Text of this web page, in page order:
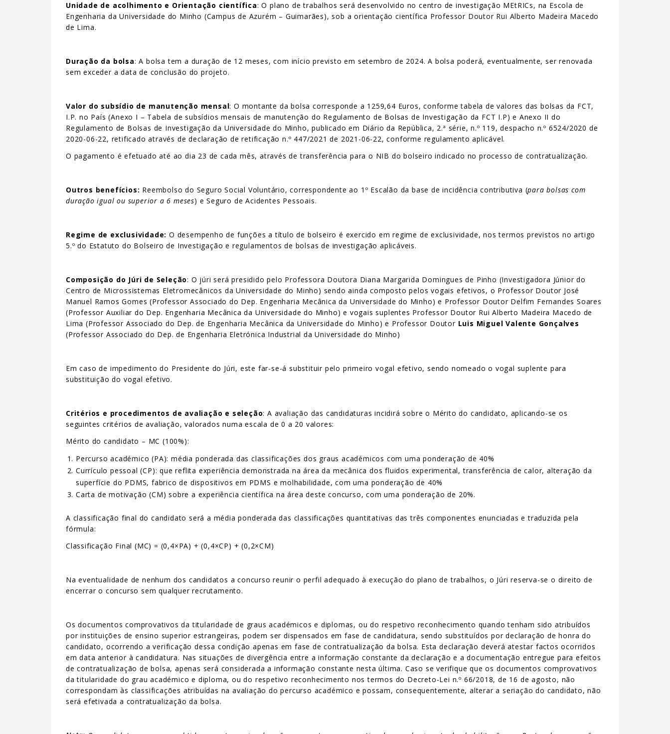
Unidade de acolhimento e Orientação científica: O plano de trabalhos será desenvolvido no centro de investigação MEtRICs, na Escola de
Engenharia da Universidade do Minho (Campus de Azurém – Guimarães), sob a orientação científica Professor Doutor Rui Alberto Madeira Macedo
de Lima.
Duração da bolsa: A bolsa tem a duração de 12 meses, com início previsto em setembro de 2024. A bolsa poderá, eventualmente, ser renovada
sem exceder a data de conclusão do projeto.
Valor do subsídio de manutenção mensal: O montante da bolsa corresponde a 1259,64 Euros, conforme tabela de valores das bolsas da FCT,
I.P. no País (Anexo I – Tabela de subsídios mensais de manutenção do Regulamento de Bolsas de Investigação da FCT I.P) e Anexo II do
Regulamento de Bolsas de Investigação da Universidade do Minho, publicado em Diário da República, 2.ª série, n.º 119, despacho n.º 6524/2020 de
2020-06-22, retificado através de declaração de retificação n.º 447/2021 de 2021-06-22, conforme regulamento aplicável.
O pagamento é efetuado até ao dia 23 de cada mês, através de transferência para o NIB do bolseiro indicado no processo de contratualização.
Outros benefícios: Reembolso do Seguro Social Voluntário, correspondente ao 1º Escalão da base de incidência contributiva (para bolsas com
duração igual ou superior a 6 meses) e Seguro de Acidentes Pessoais.
Regime de exclusividade: O desempenho de funções a título de bolseiro é exercido em regime de exclusividade, nos termos previstos no artigo
5.º do Estatuto do Bolseiro de Investigação e regulamentos de bolsas de investigação aplicáveis.
Composição do Júri de Seleção: O júri será presidido pelo Professora Doutora Diana Margarida Domingues de Pinho (Investigadora Júnior do
Centro de Microssistemas Eletromecânicos da Universidade do Minho) sendo ainda composto pelos vogais efetivos, o Professor Doutor José
Manuel Ramos Gomes (Professor Associado do Dep. Engenharia Mecânica da Universidade do Minho) e Professor Doutor Delfim Fernandes Soares
(Professor Auxiliar do Dep. Engenharia Mecânica da Universidade do Minho) e vogais suplentes Professor Doutor Rui Alberto Madeira Macedo de
Lima (Professor Associado do Dep. de Engenharia Mecânica da Universidade do Minho) e Professor Doutor Luis Miguel Valente Gonçalves
(Professor Associado do Dep. de Engenharia Eletrónica Industrial da Universidade do Minho)
Em caso de impedimento do Presidente do Júri, este far-se-á substituir pelo primeiro vogal efetivo, sendo nomeado o vogal suplente para
substituição do vogal efetivo.
Critérios e procedimentos de avaliação e seleção: A avaliação das candidaturas incidirá sobre o Mérito do candidato, aplicando-se os
seguintes critérios de avaliação, valorados numa escala de 0 a 20 valores:
Mérito do candidato – MC (100%):
Percurso académico (PA): média ponderada das classificações dos graus académicos com uma ponderação de 40%
Currículo pessoal (CP): que reflita experiência demonstrada na área da mecânica dos fluidos experimental, transferência de calor, alteração da
superfície do PDMS, fabrico de dispositivos em PDMS e molhabilidade, com uma ponderação de 40%
Carta de motivação (CM) sobre a experiência científica na área deste concurso, com uma ponderação de 20%.
A classificação final do candidato será a média ponderada das classificações quantitativas das três componentes enunciadas e traduzida pela
fórmula:
Classificação Final (MC) = (0,4×PA) + (0,4×CP) + (0,2×CM)
Na eventualidade de nenhum dos candidatos a concurso reunir o perfil adequado à execução do plano de trabalhos, o Júri reserva-se o direito de
encerrar o concurso sem qualquer recrutamento.
Os documentos comprovativos da titularidade de graus académicos e diplomas, ou do respetivo reconhecimento quando tenham sido atribuídos
por instituições de ensino superior estrangeiras, podem ser dispensados em fase de candidatura, sendo substituídos por declaração de honra do
candidato, ocorrendo a verificação dessa condição apenas em fase de contratualização da bolsa. Esta declaração deverá atestar factos ocorridos
em data anterior à candidatura. Nas situações de divergência entre a informação constante da declaração e a documentação entregue para efeitos
de contratualização de bolsa, apenas será considerada a informação constante nesta última. Caso se verifique que os documentos comprovativos
da titularidade do grau académico e diploma, ou do respetivo reconhecimento nos termos do Decreto-Lei n.º 66/2018, de 16 de agosto, não
correspondam às classificações atribuídas na avaliação do percurso académico e possam, consequentemente, alterar a seriação do candidato, não
será efetivada a contratualização da bolsa.